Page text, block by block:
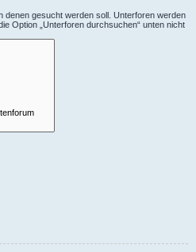
denen gesucht werden soll. Unterforen werden
Option „Unterforen durchsuchen“ unten nicht